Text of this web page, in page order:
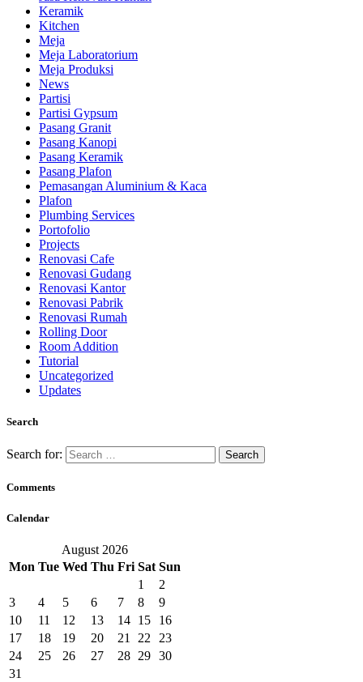
Keramik
Kitchen
Meja
Meja Laboratorium
Meja Produksi
News
Partisi
Partisi Gypsum
Pasang Granit
Pasang Kanopi
Pasang Keramik
Pasang Plafon
Pemasangan Aluminium & Kaca
Plafon
Plumbing Services
Portofolio
Projects
Renovasi Cafe
Renovasi Gudang
Renovasi Kantor
Renovasi Pabrik
Renovasi Rumah
Rolling Door
Room Addition
Tutorial
Uncategorized
Updates
Search
Search for:
Comments
Calendar
August 2026
Mon Tue Wed Thu Fri Sat Sun
1
2
3
4 5 6 7 8
9
10
11 12 13 14 15
16
17
18 19 20 21 22
23
24
25 26 27 28 29 30
31